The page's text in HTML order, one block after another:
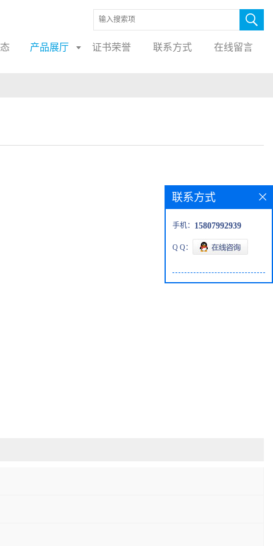
产品展厅 证书荣誉 联系方式 在线留言
联系方式
手机： 15807992939
Q Q：